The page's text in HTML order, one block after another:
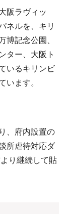
阪ラヴィッ
ネルを、キリ
博記念公園、
ター、大阪ト
いるキリンビ
います。
、府内設置の
所虐待対応ダ
り継続して貼